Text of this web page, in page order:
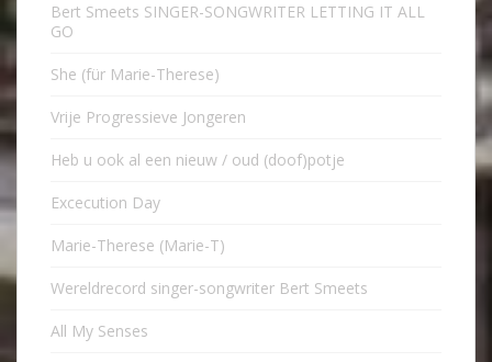
Bert Smeets SINGER-SONGWRITER LETTING IT ALL
GO
She (für Marie-Therese)
Vrije Progressieve Jongeren
Heb u ook al een nieuw / oud (doof)potje
Excecution Day
Marie-Therese (Marie-T)
Wereldrecord singer-songwriter Bert Smeets
All My Senses